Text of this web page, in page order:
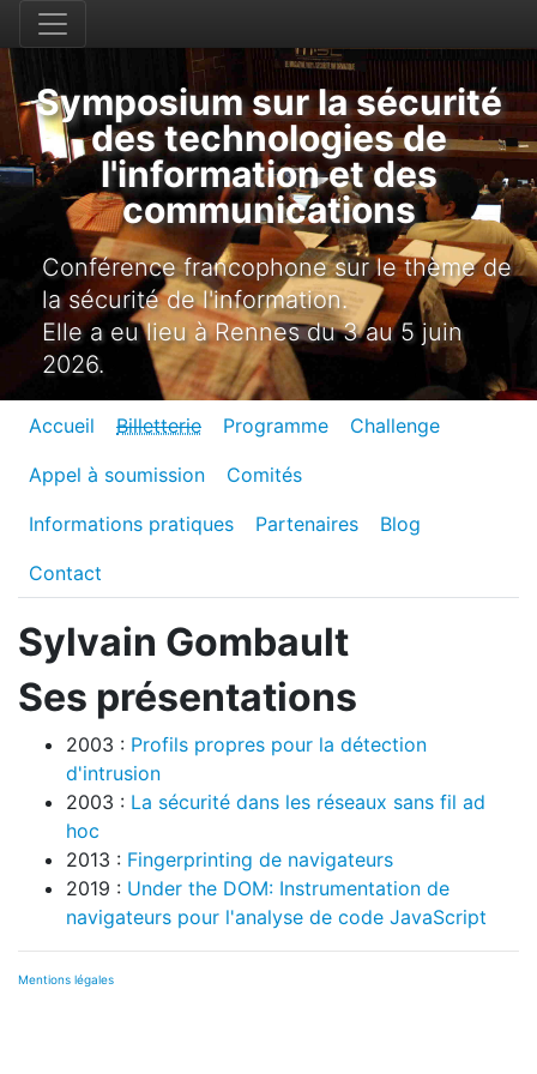
Symposium sur la sécurité
des technologies de
l'information et des
communications
Conférence francophone sur le thème de
la sécurité de l'information.
Elle a eu lieu à Rennes du 3 au 5 juin
2026.
Accueil Billetterie Programme Challenge
Appel à soumission Comités
Informations pratiques Partenaires Blog
Contact
Sylvain Gombault
Ses présentations
2003 : Profils propres pour la détection
d'intrusion
2003 : La sécurité dans les réseaux sans fil ad
hoc
2013 : Fingerprinting de navigateurs
2019 : Under the DOM: Instrumentation de
navigateurs pour l'analyse de code JavaScript
Mentions légales